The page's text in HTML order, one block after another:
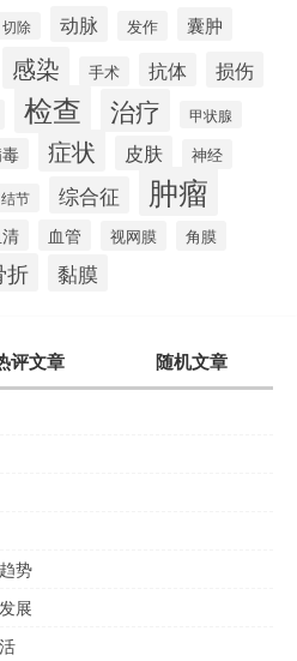
切除 动脉 发作 囊肿
感染 手术 抗体 损伤
检查 治疗 甲状腺
症状 皮肤 神经
结节 综合征 肿瘤
血管 视网膜 角膜
折 黏膜
评文章 随机文章
势
展